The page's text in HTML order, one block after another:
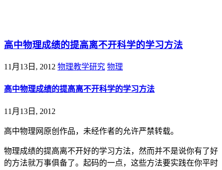
高中物理成绩的提高离不开科学的学习方法
11月13日, 2012 物理教学研究 物理
高中物理成绩的提高离不开科学的学习方法
11月13日, 2012
高中物理网原创作品，未经作者的允许严禁转载。
物理成绩的提高离不开好的学习方法，然而并不是说你有了好
的方法就万事俱备了。起码的一点，这些方法要实践在你平时